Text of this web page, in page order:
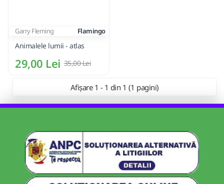
Garry Fleming Flamingo
Animalele lumii - atlas
29,00 Lei 35,00 Lei
Afișare 1 - 1 din 1 (1 pagini)